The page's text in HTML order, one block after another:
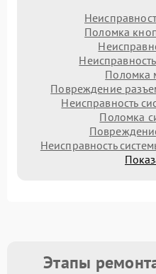
Поломка
Поломка
Повреждение
Неисправность
Поломка
Неисправность
Этапы